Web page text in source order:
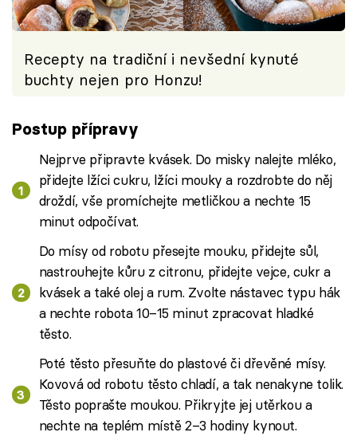
Recepty na tradiční i nevšední kynuté
buchty nejen pro Honzu!
Postup přípravy
Nejprve připravte kvásek. Do misky nalejte mléko,
přidejte lžíci cukru, lžíci mouky a rozdrobte do něj
droždí, vše promíchejte metličkou a nechte 15
minut odpočívat.
Do mísy od robotu přesejte mouku, přidejte sůl,
nastrouhejte kůru z citronu, přidejte vejce, cukr a
kvásek a také olej a rum. Zvolte nástavec typu hák
a nechte robota 10–15 minut zpracovat hladké
těsto.
Poté těsto přesuňte do plastové či dřevěné mísy.
Kovová od robotu těsto chladí, a tak nenakyne tolik.
Těsto poprašte moukou. Přikryjte jej utěrkou a
nechte na teplém místě 2–3 hodiny kynout.